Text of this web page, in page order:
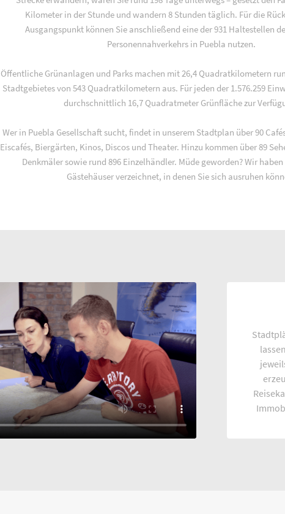
Kilometer in der Stunde und wandern 8 Stunden täglich. Für die
Ausgangspunkt können Sie anschließend eine der 931 Haltestellen
Personennahverkehrs in Puebla nutzen.
Öffentliche Grünanlagen und Parks machen mit 26,4 Quadratkilometern
Stadtgebietes von 543 Quadratkilometern aus. Für jeden der 1.576.259
durchschnittlich 16,7 Quadratmeter Grünfläche zur
Wer in Puebla Gesellschaft sucht, findet in unserem Stadtplan über 90
Eiscafés, Biergärten, Kinos, Discos und Theater. Hinzu kommen über 89
Denkmäler sowie rund 896 Einzelhändler. Müde geworden? Wir
Gästehäuser verzeichnet, in denen Sie sich ausruhen